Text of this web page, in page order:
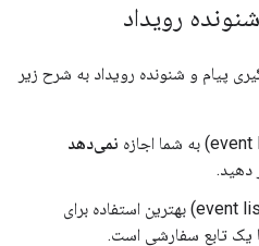
رویداد
پیام و شنونده رویداد به شرح زیر
نمی‌دهد
دهید.
یک شنونده رویداد (event listener) بهترین استفاده برای
یک تابع سفارشی است.